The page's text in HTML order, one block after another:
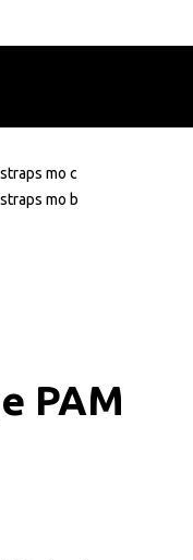
gratuitoEnvío
PAM